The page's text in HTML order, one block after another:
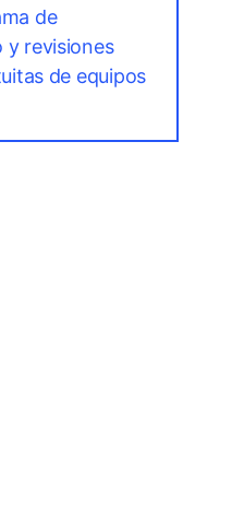
de
y revisiones
de equipos